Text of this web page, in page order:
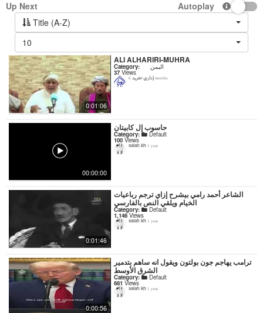
Up Next
Autoplay
Title (A-Z)
10
0:01:06
ALI ALHARIRI-MUHRA
Category: اليمن
37Views
إداري-تغريد 6 months
00:00:00
حاسوب إل كابيتان
Category: Default
100 Views
salah kh 1 year
0:01:46
‏الشاعر أحمد رامي بيشرح إزاي ترجم رباعيات
الخيام ويلقي النص بالفارسي
Category: Default
1,146Views
salah kh 1 year
0:00:56
ترامب يهاجم جون بولتون ويقول انه ساهم بتدمير
الشرق الأوسط
Category: Default
681 Views
salah kh 1 year